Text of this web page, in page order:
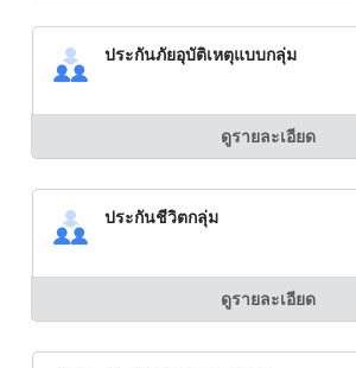
ประกันภัยอุบัติเหตุแบบกลุ่ม
ดูรายละเอียด
ประกันชีวิตกลุ่ม
ดูรายละเอียด